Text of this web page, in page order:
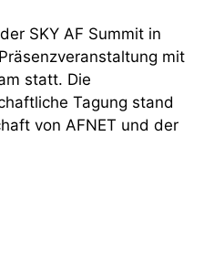
SKY AF Summit in
mit
statt. Die
Tagung stand
von AFNET und der